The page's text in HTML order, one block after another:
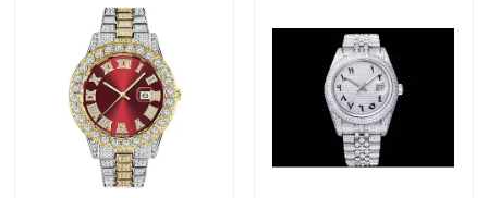
引金 を 求め て ください
機械式腕時計
男性用 クォーツ腕時計